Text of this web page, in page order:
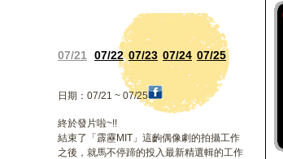
07/21 07/22 07/23 07/24 07/25
日期：07/21 ~ 07/25
終於發片啦~!!
結束了「霹靂MIT」這齣偶像劇的拍攝工作
之後，就馬不停蹄的投入最新精選輯的工作